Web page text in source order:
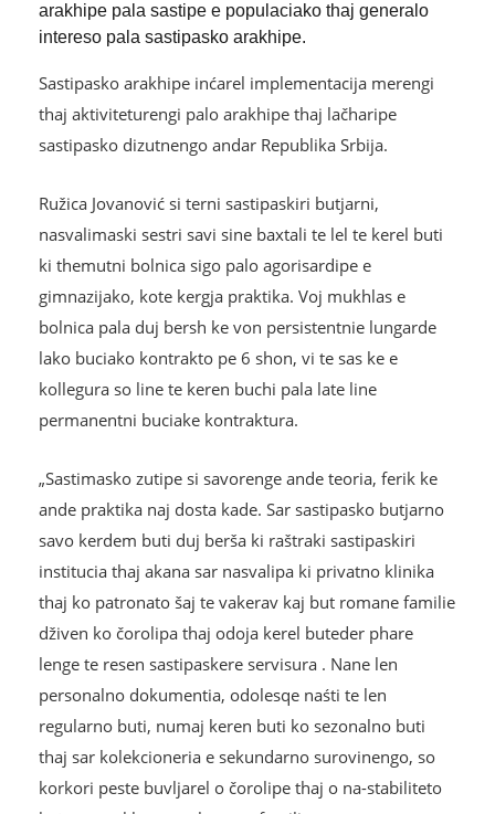
arakhipe pala sastipe e populaciako thaj generalo
intereso pala sastipasko arakhipe.
Sastipasko arakhipe inćarel implementacija merengi
thaj aktiviteturengi palo arakhipe thaj lačharipe
sastipasko dizutnengo andar Republika Srbija.
Ružica Jovanović si terni sastipaskiri butjarni,
nasvalimaski sestri savi sine baxtali te lel te kerel buti
ki themutni bolnica sigo palo agorisardipe e
gimnazijako, kote kergja praktika. Voj mukhlas e
bolnica pala duj bersh ke von persistentnie lungarde
lako buciako kontrakto pe 6 shon, vi te sas ke e
kollegura so line te keren buchi pala late line
permanentni buciake kontraktura.
„Sastimasko zutipe si savorenge ande teoria, ferik ke
ande praktika naj dosta kade. Sar sastipasko butjarno
savo kerdem buti duj berša ki raštraki sastipaskiri
institucia thaj akana sar nasvalipa ki privatno klinika
thaj ko patronato šaj te vakerav kaj but romane familie
dživen ko čorolipa thaj odoja kerel buteder phare
lenge te resen sastipaskere servisura . Nane len
personalno dokumentia, odolesqe naśti te len
regularno buti, numaj keren buti ko sezonalno buti
thaj sar kolekcioneria e sekundarno surovinengo, so
korkori peste buvljarel o čorolipe thaj o na-stabiliteto